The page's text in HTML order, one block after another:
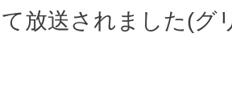
放送されました(グ